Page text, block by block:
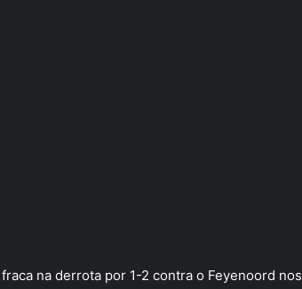
na derrota por 1-2 contra o Feyenoord nos